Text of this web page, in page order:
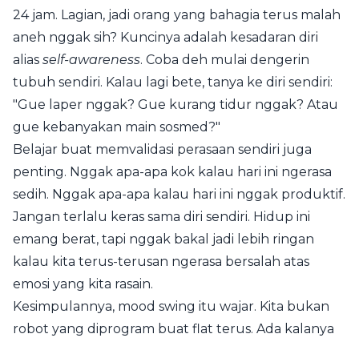
24 jam. Lagian, jadi orang yang bahagia terus malah
aneh nggak sih? Kuncinya adalah kesadaran diri
alias self-awareness. Coba deh mulai dengerin
tubuh sendiri. Kalau lagi bete, tanya ke diri sendiri:
"Gue laper nggak? Gue kurang tidur nggak? Atau
gue kebanyakan main sosmed?"
Belajar buat memvalidasi perasaan sendiri juga
penting. Nggak apa-apa kok kalau hari ini ngerasa
sedih. Nggak apa-apa kalau hari ini nggak produktif.
Jangan terlalu keras sama diri sendiri. Hidup ini
emang berat, tapi nggak bakal jadi lebih ringan
kalau kita terus-terusan ngerasa bersalah atas
emosi yang kita rasain.
Kesimpulannya, mood swing itu wajar. Kita bukan
robot yang diprogram buat flat terus. Ada kalanya